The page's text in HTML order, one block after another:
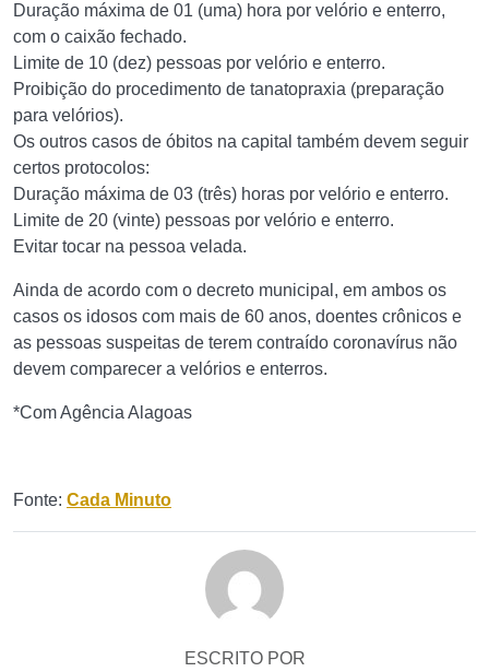
Duração máxima de 01 (uma) hora por velório e enterro,
com o caixão fechado.
Limite de 10 (dez) pessoas por velório e enterro.
Proibição do procedimento de tanatopraxia (preparação
para velórios).
Os outros casos de óbitos na capital também devem seguir
certos protocolos:
Duração máxima de 03 (três) horas por velório e enterro.
Limite de 20 (vinte) pessoas por velório e enterro.
Evitar tocar na pessoa velada.
Ainda de acordo com o decreto municipal, em ambos os
casos os idosos com mais de 60 anos, doentes crônicos e
as pessoas suspeitas de terem contraído coronavírus não
devem comparecer a velórios e enterros.
*Com Agência Alagoas
Fonte: Cada Minuto
ESCRITO POR